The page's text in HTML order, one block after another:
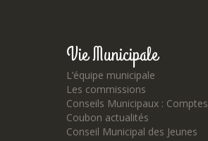
Vie Municipale
L’équipe municipale
Les commissions
Conseils Municipaux :
Coubon actualités
Conseil Municipal des Jeunes